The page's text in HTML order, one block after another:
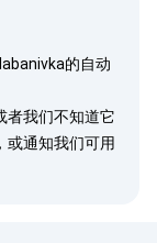
的自动
者我们不知道它
或通知我们可用